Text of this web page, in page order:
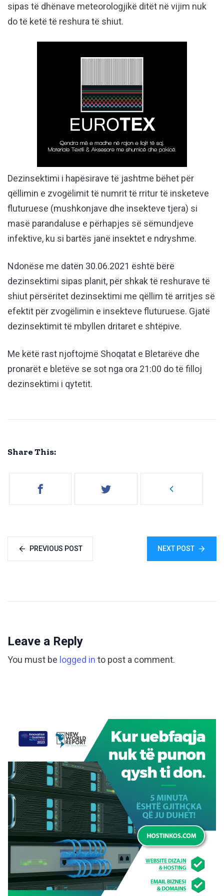
sipas të dhënave meteorologjikë ditët në vijim nuk
do të ketë të reshura të shiut.
Dezinsektimi i hapësirave të jashtme bëhet për
qëllimin e zvogëlimit të numrit të rritur të insketeve
fluturuese (mushkonjave dhe insekteve tjera) si
masë parandaluse e përhapjes së sëmundjeve
infektive, ku si bartës janë insektet e ndryshme.
Ndonëse me datën 30.06.2021 është bërë
dezinsektimi sipas planit, për shkak të reshurave të
shiut përsëritet dezinsektimi me qëllim të arritjes së
efektit për zvogëlimin e insekteve fluturuese. Gjatë
dezinsektimit të mbyllen dritaret e shtëpive.
Me këtë rast njoftojmë Shoqatat e Bletarëve dhe
pronarët e bletëve se sot nga ora 21:00 do të filloj
dezinsektimi i qytetit.
Share This:
PREVIOUS POST NEXT POST
Leave a Reply
You must be logged in to post a comment.